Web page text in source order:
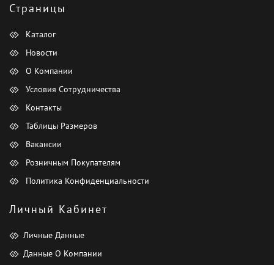
Страницы
Каталог
Новости
О Компании
Условия Сотрудничества
Контакты
Таблицы Размеров
Вакансии
Розничным Покупателям
Политика Конфиденциальности
Личный Кабинет
Личные Данные
Данные О Компании